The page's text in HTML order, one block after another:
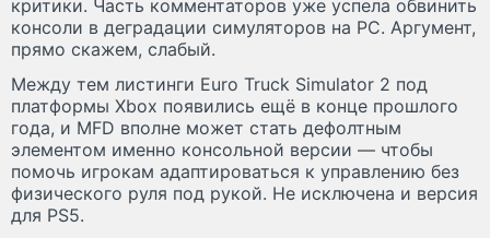
критики. Часть комментаторов уже успела обвинить
консоли в деградации симуляторов на PC. Аргумент,
прямо скажем, слабый.
Между тем листинги Euro Truck Simulator 2 под
платформы Xbox появились ещё в конце прошлого
года, и MFD вполне может стать дефолтным
элементом именно консольной версии — чтобы
помочь игрокам адаптироваться к управлению без
физического руля под рукой. Не исключена и версия
для PS5.